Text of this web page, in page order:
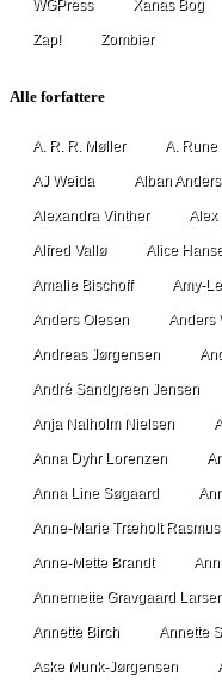
WGPress Xanas Bog
Zap! Zombier
Alle forfattere
A. R. R. Møller A. Rune
AJ Weida Alban
Alexandra Vinther Alex
Alfred Vallø Alice
Amalie Bischoff Amy-
Anders Olesen Anders
Andreas Jørgensen
André Sandgreen Jensen
Anja Nalholm Nielsen
Anna Dyhr Lorenzen
Anna Line Søgaard
Anne-Marie Træholt
Anne-Mette Brandt
Annemette Gravgaard
Annette Birch Annette
Aske Munk-Jørgensen